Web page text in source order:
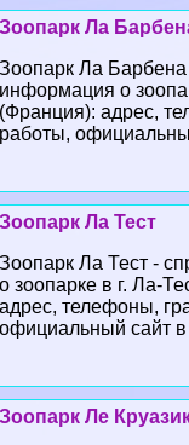
Зоопарк Ла
Зоопарк Ла Барбена
информация о
(Франция): адрес,
работы,
Зоопарк Ла Тест
Зоопарк Ла Тест -
о зоопарке в г. Ла-
адрес, телефоны,
официальный сайт в
Зоопарк Ле